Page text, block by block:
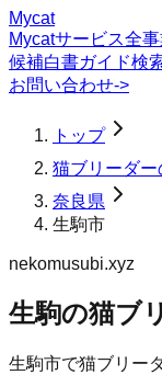
Mycat
Mycatサービス全
候補白書ガイド検
お問い合わせ->
トップ
猫ブリーダー
奈良県
生駒市
nekomusubi.xyz
生駒の猫ブ
生駒市で猫ブリー